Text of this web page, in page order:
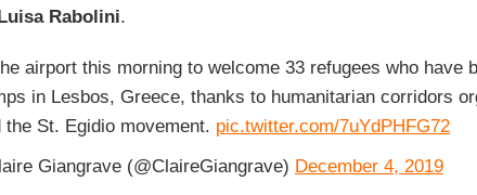
Rabolini.
airport this morning to welcome 33 refugees who have
in Lesbos, Greece, thanks to humanitarian corridors
the St. Egidio movement. pic.twitter.com/7uYdPHFG72
Giangrave (@ClaireGiangrave) December 4, 2019